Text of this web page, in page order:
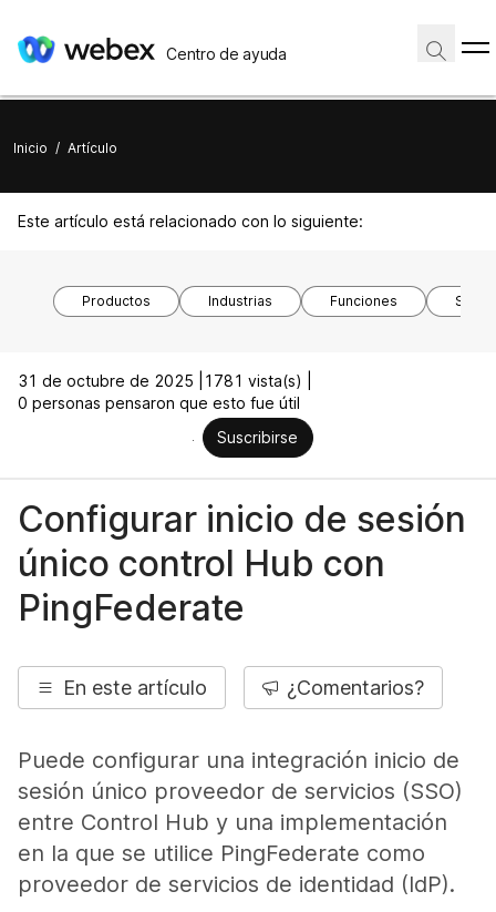
Centro de ayuda
Inicio / Artículo
Este artículo está relacionado con lo siguiente:
Productos Industrias Funciones
31 de octubre de 2025 |
1781 vista(s) |
0 personas pensaron que esto fue útil
Suscribirse
Configurar inicio de sesión
único control Hub con
PingFederate
En este artículo ¿Comentarios?
Puede configurar una integración inicio de
sesión único proveedor de servicios (SSO)
entre Control Hub y una implementación
en la que se utilice PingFederate como
proveedor de servicios de identidad (IdP).